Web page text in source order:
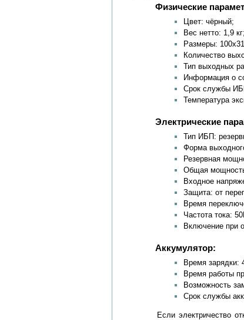
Физические
Цвет: чёрный;
Вес нетто: 1,9 кг;
Размеры:
Количество
Тип выходных
Информация о
Срок службы
Температура
Электрические
Тип ИБП:
Форма
Резервная
Общая
Входное
Защита: от
Время
Частота тока:
Включение при
Аккумулятор:
Время зарядки:
Время работы
Возможность
Срок службы
Если электричество